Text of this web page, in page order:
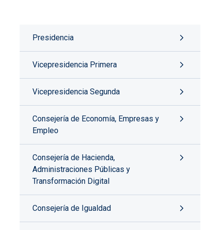
Presidencia
Vicepresidencia Primera
Vicepresidencia Segunda
Consejería de Economía, Empresas y
Empleo
Consejería de Hacienda,
Administraciones Públicas y
Transformación Digital
Consejería de Igualdad